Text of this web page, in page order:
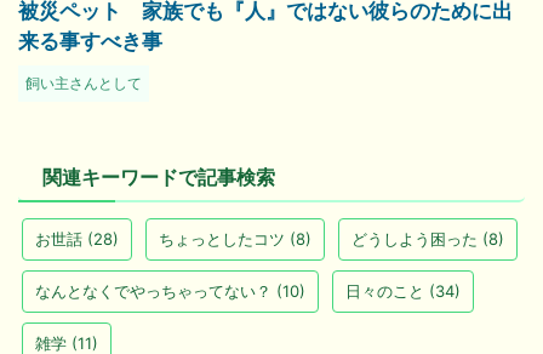
被災ペット 家族でも『人』ではない彼らのために出
来る事すべき事
飼い主さんとして
関連キーワードで記事検索
お世話 (28) ちょっとしたコツ (8) どうしよう困った (8)
なんとなくでやっちゃってない？ (10) 日々のこと (34)
雑学 (11)